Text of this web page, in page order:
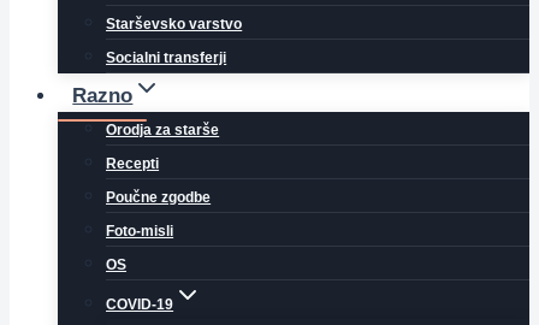
Starševsko varstvo
Socialni transferji
Razno
Orodja za starše
Recepti
Poučne zgodbe
Foto-misli
OS
COVID-19